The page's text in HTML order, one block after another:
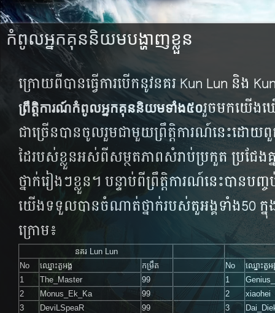
កំ​ពូល​អ្នក​គុន​និយមបង្ហាញខ្លួន
ក្រោយ​ពី​បានធ្វើការបើកនូវនគរ Kun Lun និង
ព្រឹត្តិការណ៍​កំ​ពូល​អ្នក​គុន​និយម​ទាំង​៥០រួច​មក​យើង​ឃ
ជា​ច្រើន​បាន​ចូល​រួម​ជា​មួយ​ព្រឹត្តិ​ការណ៍​នេះ​ដោយ​
ដៃ​របស់​​ខ្លួន​​​អស់​​ពី​​សម្ថតភាព​​​សំរាប់​​ប្រកួត​ ប្រជែ
ថ្នាក់​រៀង​ៗ​ខ្លួន​។ បន្ទាប់​​ពី​​ព្រឹត្តិ​ការណ៍​​នេះ​​បាន​​បញ្
យើង​​ទទួល​បាន​ចំណាត់​ថ្នាក់​របស់​តួអង្គ​​ទាំង​50​​
ក្រោម​៖
នគរ Lun Lun
No
ឈ្នោះតួអង្គ កម្រឹត No
ឈ្នោះតួអ
1
The_Master 99 1
2
Monus_Ek_Ka 99 2
xiaohei
3
DeviLSpeaR 99 3